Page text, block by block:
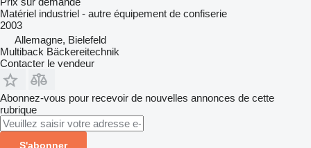
Matériel industriel - autre équipement de confiserie
2003
Allemagne, Bielefeld
Multiback Bäckereitechnik
Contacter le vendeur
Abonnez-vous pour recevoir de nouvelles annonces de cette
rubrique
S'abonner